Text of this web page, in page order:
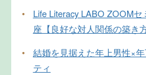
•
Life Literacy LABO ZOOM
座【良好な対人関係の築き方
•
結婚を見据えた年上男性×
ティ